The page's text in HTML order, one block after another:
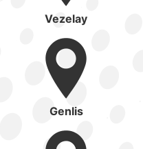
Vezelay
Genlis